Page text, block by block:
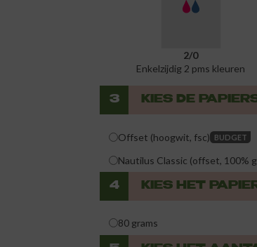
2/0
Enkelzijdig 2 pms kleuren
3 KIES DE
Offset (hoogwit, fsc) BUDGET
Nautilus Classic (offset, 100%
4 KIES HET
80 grams